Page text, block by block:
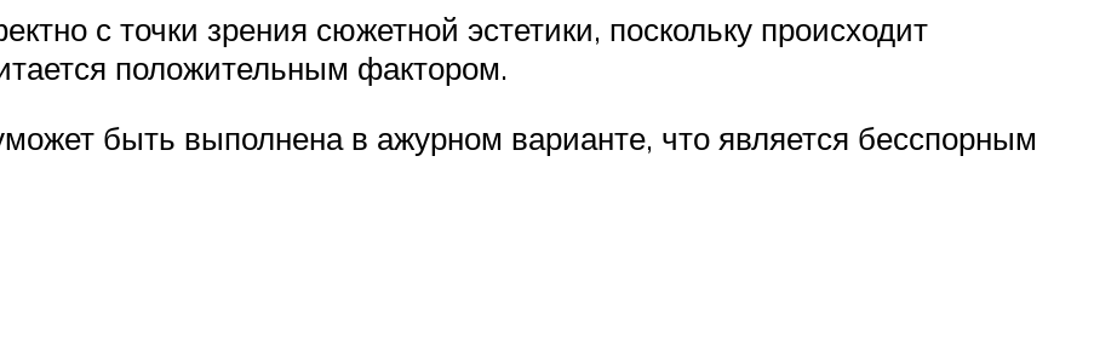
с точки зрения сюжетной эстетики, поскольку происходит
положительным фактором.
быть выполнена в ажурном варианте, что является бесспорным